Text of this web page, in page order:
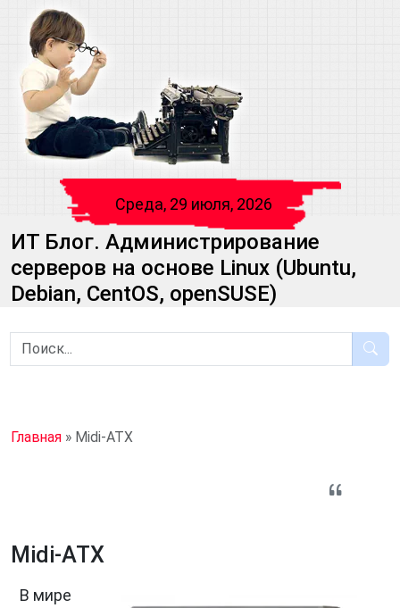
Среда, 29 июля, 2026
ИТ Блог. Администрирование
серверов на основе Linux (Ubuntu,
Debian, CentOS, openSUSE)
Главная » Midi-ATX
Midi-ATX
В мире